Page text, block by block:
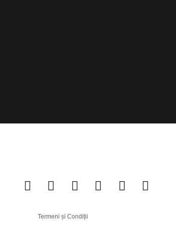
Termeni și Condiții